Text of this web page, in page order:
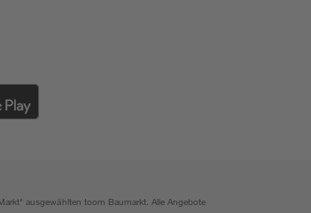
ausgewählten toom Baumarkt. Alle Angebote